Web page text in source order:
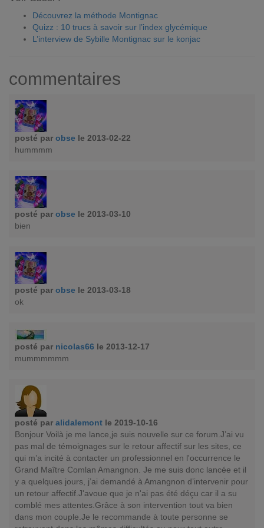
Découvrez la méthode Montignac
Quizz : 10 trucs à savoir sur l’index glycémique
L’interview de Sybille Montignac sur le konjac
commentaires
posté par obse le 2013-02-22
hummmm
posté par obse le 2013-03-10
bien
posté par obse le 2013-03-18
ok
posté par nicolas66 le 2013-12-17
mummmmmm
posté par alidalemont le 2019-10-16
Bonjour Voilà je me lance,je suis nouvelle sur ce forum.J’ai vu
pas mal de témoignages sur le retour affectif sur les sites, ce
qui m’a incité à contacter un professionnel en l'occurrence le
Grand Maître Comlan Amangnon. Je me suis donc lancée et il
y a quelques jours, j’ai demandé à Amangnon d’intervenir pour
un retour affectif.J'avoue que je n'ai pas été déçu car il a su
comblé mes attentes.Grâce à son intervention tout va bien
dans mon couple.Je le recommande à toute personne se